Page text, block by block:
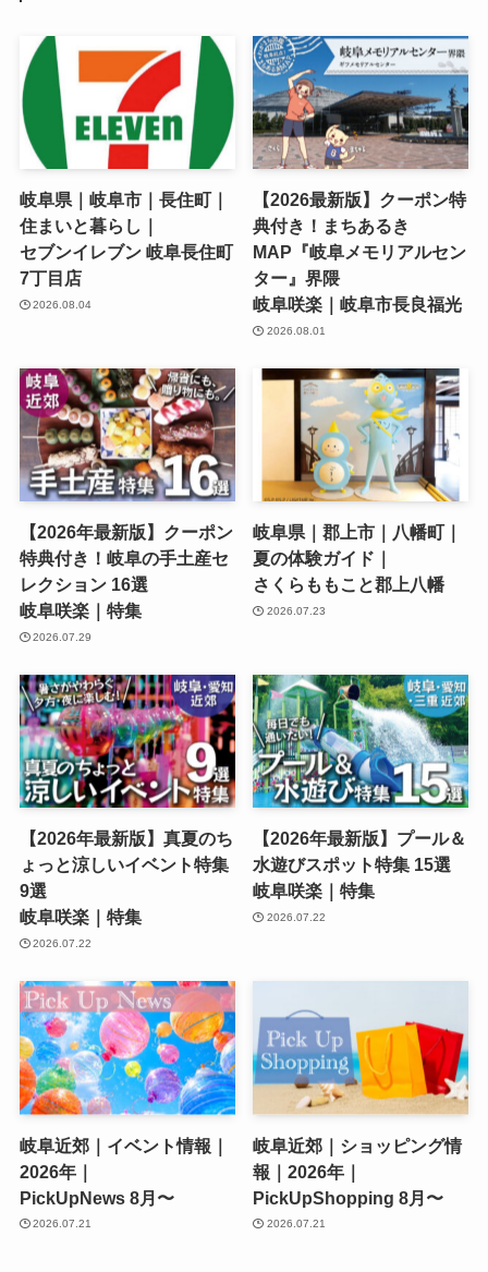
岐阜県｜岐阜市｜長住町｜
住まいと暮らし｜
セブンイレブン 岐阜長住町
7丁目店
2026.08.04
【2026最新版】クーポン特
典付き！まちあるき
MAP『岐阜メモリアルセン
ター』界隈
岐阜咲楽｜岐阜市長良福光
2026.08.01
【2026年最新版】クーポン
特典付き！岐阜の手土産セ
レクション 16選
岐阜咲楽｜特集
2026.07.29
岐阜県｜郡上市｜八幡町｜
夏の体験ガイド｜
さくらももこと郡上八幡
2026.07.23
【2026年最新版】真夏のち
ょっと涼しいイベント特集
9選
岐阜咲楽｜特集
2026.07.22
【2026年最新版】プール＆
水遊びスポット特集 15選
岐阜咲楽｜特集
2026.07.22
岐阜近郊｜イベント情報｜
2026年｜
PickUpNews 8月〜
2026.07.21
岐阜近郊｜ショッピング情
報｜2026年｜
PickUpShopping 8月〜
2026.07.21